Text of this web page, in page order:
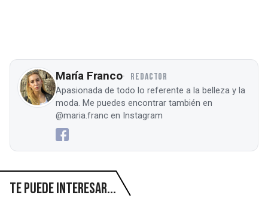
María Franco REDACTOR
Apasionada de todo lo referente a la belleza y la
moda. Me puedes encontrar también en
@maria.franc en Instagram
Te puede interesar...